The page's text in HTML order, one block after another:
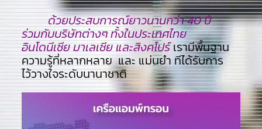
ด้วยประสบการณ์ยาวนานกว่า 40 ปี
ร่วมกับบริษัทต่างๆ ทั้งในประเทศไทย
อินโดนีเซีย มาเลเซีย และสิงคโปร์เรามีพื้นฐาน
ความรู้ที่หลากหลาย และ แม่นยำ ทีไ่ด้รับการ
ไว้วางใจระดับนานาชาติ